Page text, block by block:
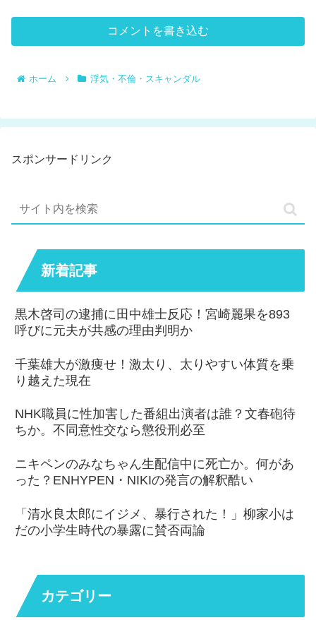
コメントを書き込む
ホーム 浮気・不倫・スキャンダル
スポンサードリンク
新着記事
黒木啓司の逮捕に田中雄士反応！宮崎麗果を893
呼びに元夫が共感の理由判明か
千葉雄大が激痩せ！激太り、太りやすい体質を乗
り越えた現在
NHK職員に性加害した番組出演者は誰？文春砲待
ちか。不同意性交なら懲役刑必至
ニキペンのみなちゃん生配信中に死亡か。何があ
った？ENHYPEN・NIKIの発言の解釈酷い
「清水良太郎にイジメ、暴行された！」柳家小は
だの小学生時代の暴露に賛否両論
カテゴリー